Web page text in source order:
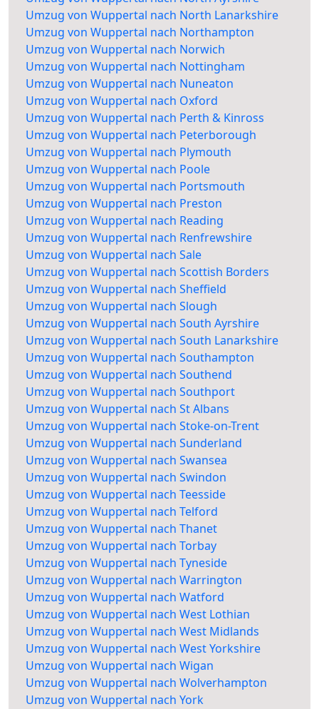
Umzug von Wuppertal nach North Lanarkshire
Umzug von Wuppertal nach Northampton
Umzug von Wuppertal nach Norwich
Umzug von Wuppertal nach Nottingham
Umzug von Wuppertal nach Nuneaton
Umzug von Wuppertal nach Oxford
Umzug von Wuppertal nach Perth & Kinross
Umzug von Wuppertal nach Peterborough
Umzug von Wuppertal nach Plymouth
Umzug von Wuppertal nach Poole
Umzug von Wuppertal nach Portsmouth
Umzug von Wuppertal nach Preston
Umzug von Wuppertal nach Reading
Umzug von Wuppertal nach Renfrewshire
Umzug von Wuppertal nach Sale
Umzug von Wuppertal nach Scottish Borders
Umzug von Wuppertal nach Sheffield
Umzug von Wuppertal nach Slough
Umzug von Wuppertal nach South Ayrshire
Umzug von Wuppertal nach South Lanarkshire
Umzug von Wuppertal nach Southampton
Umzug von Wuppertal nach Southend
Umzug von Wuppertal nach Southport
Umzug von Wuppertal nach St Albans
Umzug von Wuppertal nach Stoke-on-Trent
Umzug von Wuppertal nach Sunderland
Umzug von Wuppertal nach Swansea
Umzug von Wuppertal nach Swindon
Umzug von Wuppertal nach Teesside
Umzug von Wuppertal nach Telford
Umzug von Wuppertal nach Thanet
Umzug von Wuppertal nach Torbay
Umzug von Wuppertal nach Tyneside
Umzug von Wuppertal nach Warrington
Umzug von Wuppertal nach Watford
Umzug von Wuppertal nach West Lothian
Umzug von Wuppertal nach West Midlands
Umzug von Wuppertal nach West Yorkshire
Umzug von Wuppertal nach Wigan
Umzug von Wuppertal nach Wolverhampton
Umzug von Wuppertal nach York